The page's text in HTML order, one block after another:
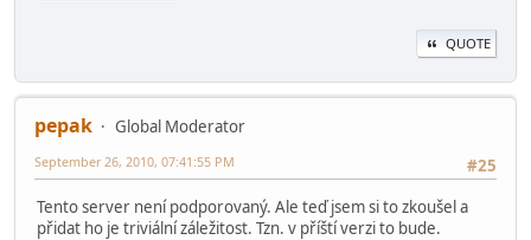
QUOTE
pepak
Global Moderator
#25
September 26, 2010, 07:41:55 PM
Tento server není podporovaný. Ale teď jsem si to zkoušel a
přidat ho je triviální záležitost. Tzn. v příští verzi to bude.